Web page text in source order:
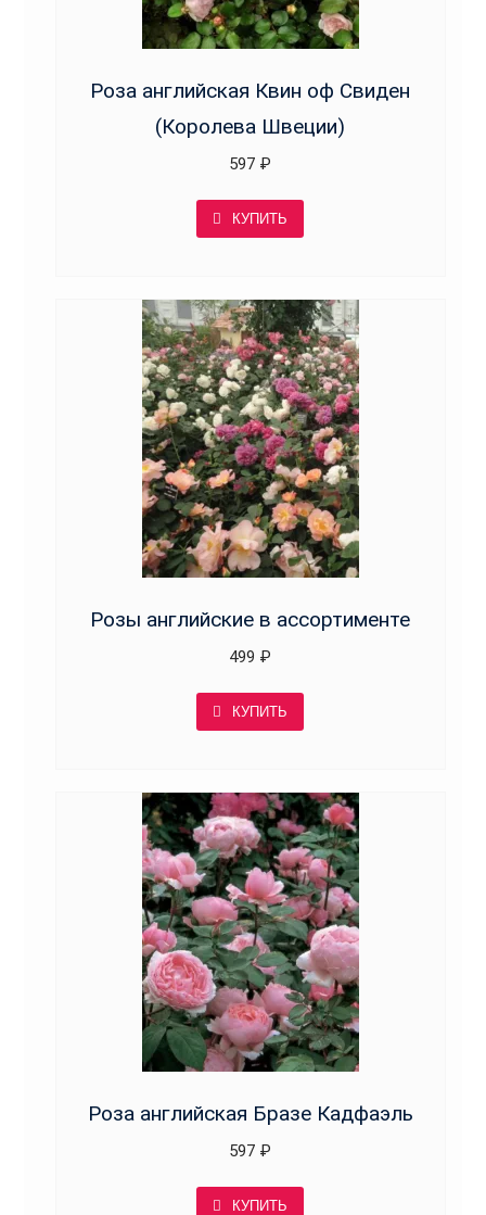
Роза английская Квин оф Свиден
(Королева Швеции)
597 ₽
КУПИТЬ
Розы английские в ассортименте
499 ₽
КУПИТЬ
Роза английская Бразе Кадфаэль
597 ₽
КУПИТЬ